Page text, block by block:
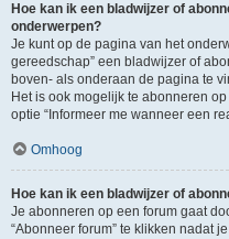
Hoe kan ik een bladwijzer of
onderwerpen?
Je kunt op de pagina van het
gereedschap” een bladwijzer of
boven- als onderaan de pagina te
Het is ook mogelijk te abonneren
optie “Informeer me wanneer een
Omhoog
Hoe kan ik een bladwijzer of
Je abonneren op een forum gaat
“Abonneer forum” te klikken nadat